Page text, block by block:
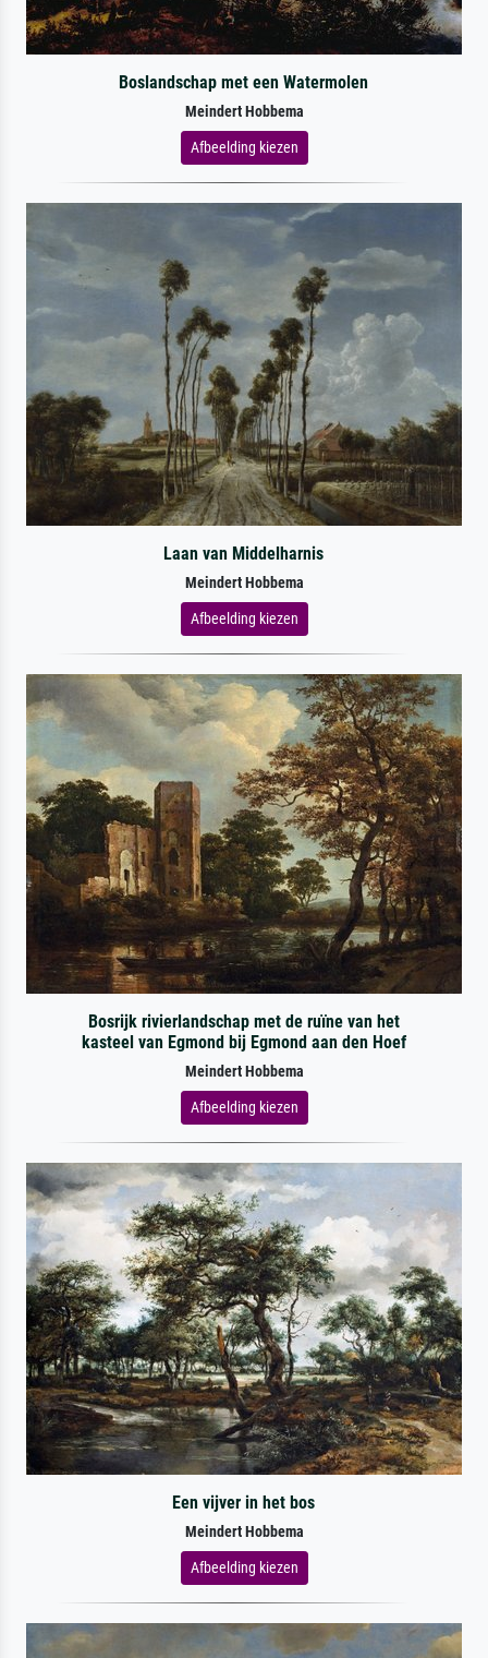
Boslandschap met een Watermolen
Meindert Hobbema
Afbeelding kiezen
Laan van Middelharnis
Meindert Hobbema
Afbeelding kiezen
Bosrijk rivierlandschap met de ruïne van het
kasteel van Egmond bij Egmond aan den Hoef
Meindert Hobbema
Afbeelding kiezen
Een vijver in het bos
Meindert Hobbema
Afbeelding kiezen